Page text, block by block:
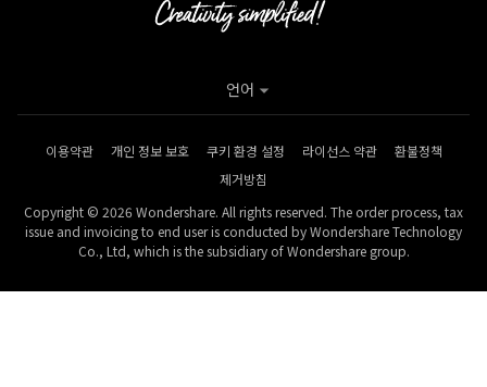
이용약관 개인 정보 보호 쿠키 환경 설정 라이선스 약관
환불정책
제거방침
Copyright © 2026 Wondershare. All rights reserved. The order process, tax
issue and invoicing to end user is conducted by Wondershare Technology
Co., Ltd, which is the subsidiary of Wondershare group.
언어